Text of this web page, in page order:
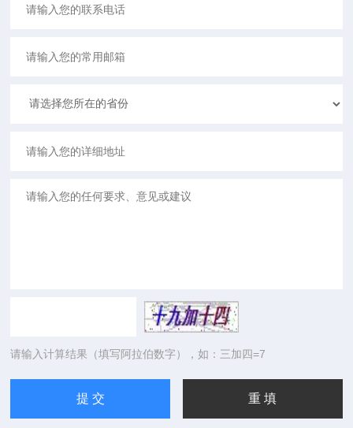
请输入计算结果（填写阿拉伯数字），如：三加四=7